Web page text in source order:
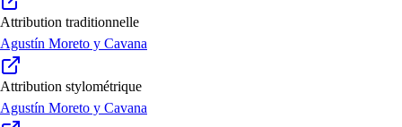
Attribution traditionnelle
Agustín Moreto y Cavana
Attribution stylométrique
Agustín Moreto y Cavana